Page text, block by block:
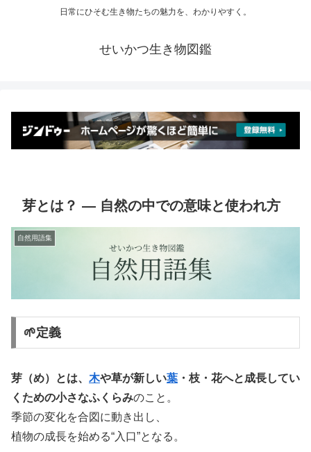
日常にひそむ生き物たちの魅力を、わかりやすく。
せいかつ生き物図鑑
芽とは？ ― 自然の中での意味と使われ方
自然用語集
🌱定義
芽（め）とは、 木や草が新しい葉 ・枝・花へと成長してい
くための小さなふくらみのこと。
季節の変化を合図に動き出し、
植物の成長を始める“入口”となる。